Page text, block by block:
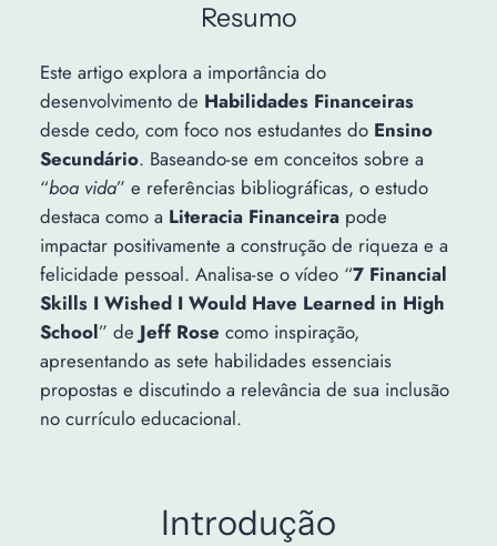
Resumo
Este artigo explora a importância do
desenvolvimento de Habilidades Financeiras
desde cedo, com foco nos estudantes do Ensino
Secundário. Baseando-se em conceitos sobre a
“boa vida” e referências bibliográficas, o estudo
destaca como a Literacia Financeirapode
impactar positivamente a construção de riqueza e a
felicidade pessoal. Analisa-se o vídeo “7 Financial
Skills I Wished I Would Have Learned in High
School” de Jeff Rose como inspiração,
apresentando as sete habilidades essenciais
propostas e discutindo a relevância de sua inclusão
no currículo educacional.
Introdução